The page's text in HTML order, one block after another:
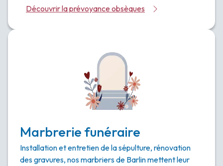
Découvrir la prévoyance obsèques
Marbrerie funéraire
Installation et entretien de la sépulture, rénovation
des gravures, nos marbriers de Barlin mettent leur